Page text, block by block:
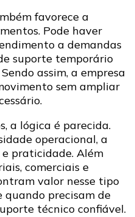
favorece a
Pode haver
a demandas
suporte temporário
assim, a empresa
sem ampliar
a lógica é parecida.
operacional, a
praticidade. Além
comerciais e
valor nesse tipo
quando precisam de
técnico confiável.